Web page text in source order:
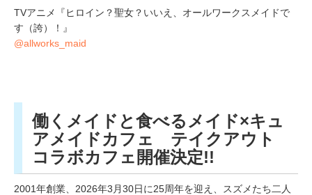
TVアニメ『ヒロイン？聖女？いいえ、オールワークスメイドで
す（誇）！』
@allworks_maid
働くメイドと食べるメイド×キュ
アメイドカフェ テイクアウト
コラボカフェ開催決定!!
2001年創業、2026年3月30日に25周年を迎え、スズメたち二人